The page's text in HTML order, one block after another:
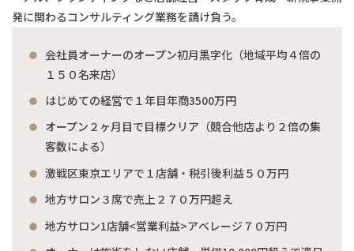
発に関わるコンサルティング業務を請け負う。
会社員オーナーのオープン初月黒字化（地域平均４倍の
１５０名来店）
はじめての経営で１年目年商3500万円
オープン２ヶ月目で目標クリア（競合他店より２倍の集
客数による）
激戦区東京エリアで１店舗・税引後利益５０万円
地方サロン３席で売上２７０万円超え
地方サロン1店舗<営業利益>アベレージ７０万円